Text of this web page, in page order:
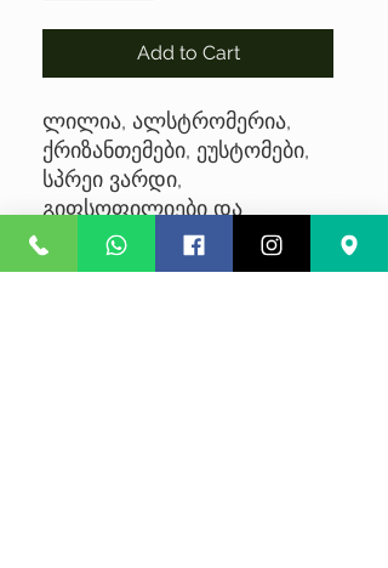
Add to Cart
ლილია, ალსტრომერია,
ქრიზანთემები, ეუსტომები,
სპრეი ვარდი,
გიფსოფილიები და
ევკალიპტი